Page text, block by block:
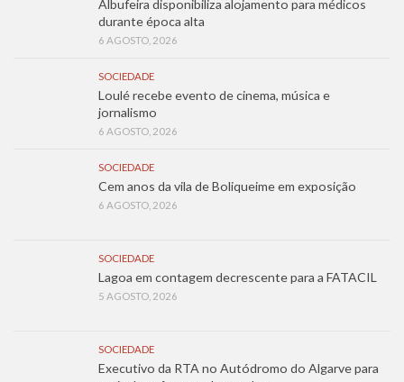
Albufeira disponibiliza alojamento para médicos
durante época alta
6 AGOSTO, 2026
SOCIEDADE
Loulé recebe evento de cinema, música e
jornalismo
6 AGOSTO, 2026
SOCIEDADE
Cem anos da vila de Boliqueime em exposição
6 AGOSTO, 2026
SOCIEDADE
Lagoa em contagem decrescente para a FATACIL
5 AGOSTO, 2026
SOCIEDADE
Executivo da RTA no Autódromo do Algarve para